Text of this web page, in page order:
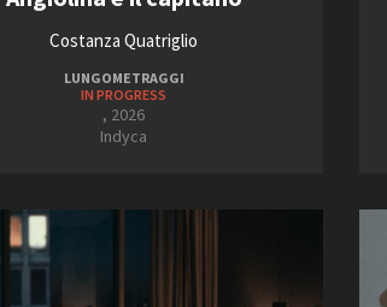
Costanza Quatriglio
LUNGOMETRAGGI
IN PROGRESS
, 2026
Indyca